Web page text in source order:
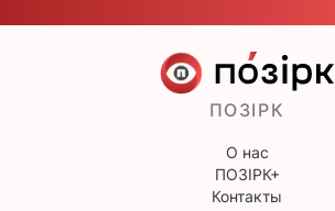
ПОЗІРК
О нас
ПОЗІРК+
Контакты